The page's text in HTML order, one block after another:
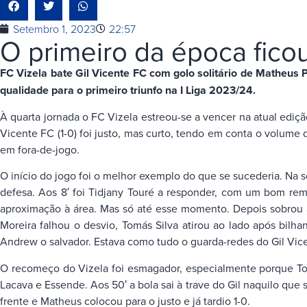
Setembro 1, 2023 22:57
O primeiro da época
FC Vizela bate Gil Vicente FC com golo solitário de
qualidade para o primeiro triunfo na I Liga 2023/24.
À quarta jornada o FC Vizela estreou-se a vencer na atual
Vicente FC (1-0) foi justo, mas curto, tendo em conta o
em fora-de-jogo.
O início do jogo foi o melhor exemplo do que se sucederia. Na
defesa. Aos 8′ foi Tidjany Touré a responder, com um bom
aproximação à área. Mas só até esse momento. Depois
Moreira falhou o desvio, Tomás Silva atirou ao lado após
Andrew o salvador. Estava como tudo o guarda-redes do Gil
O recomeço do Vizela foi esmagador, especialmente porque
Lacava e Essende. Aos 50′ a bola sai à trave do Gil naquilo
frente e Matheus colocou para o justo e já tardio 1-0.